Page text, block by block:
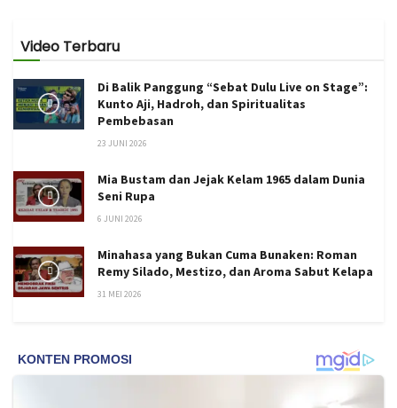
Video Terbaru
Di Balik Panggung “Sebat Dulu Live on Stage”:
Kunto Aji, Hadroh, dan Spiritualitas
Pembebasan
23 JUNI 2026
Mia Bustam dan Jejak Kelam 1965 dalam Dunia
Seni Rupa
6 JUNI 2026
Minahasa yang Bukan Cuma Bunaken: Roman
Remy Silado, Mestizo, dan Aroma Sabut Kelapa
31 MEI 2026